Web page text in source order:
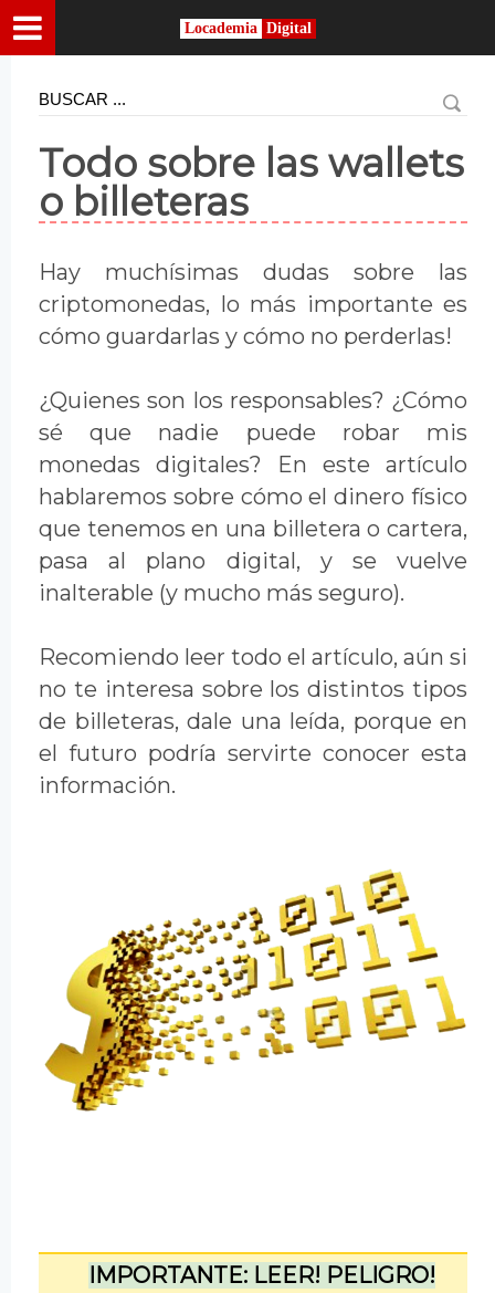
Locademia Digital
Todo sobre las wallets
o billeteras
Hay muchísimas dudas sobre las
criptomonedas, lo más importante es
cómo guardarlas y cómo no perderlas!
¿Quienes son los responsables? ¿Cómo
sé que nadie puede robar mis
monedas digitales? En este artículo
hablaremos sobre cómo el dinero físico
que tenemos en una billetera o cartera,
pasa al plano digital, y se vuelve
inalterable (y mucho más seguro).
Recomiendo leer todo el artículo, aún si
no te interesa sobre los distintos tipos
de billeteras, dale una leída, porque en
el futuro podría servirte conocer esta
información.
IMPORTANTE: LEER! PELIGRO!